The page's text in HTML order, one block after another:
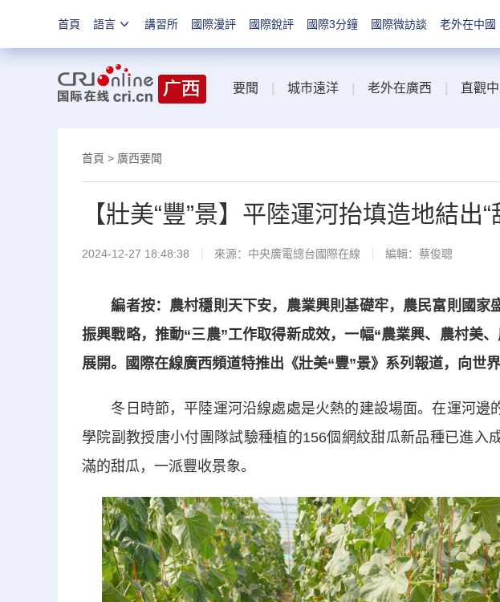
首頁 語言 講習所 國際漫評 國際銳評 國際3分鐘 國際微訪談 老外在中國
要聞 城市遠洋 老外在廣西 直觀中
首頁 > 廣西要聞
【壯美“豐”景】平陸運河抬填造地結出“
2024-12-27 18:48:38 來源：中央廣電總台國際在線 編輯：蔡俊聰
編者按：農村穩則天下安，農業興則基礎牢，農民富則國家
振興戰略，推動“三農”工作取得新成效，一幅“農業興、農村美
展開。國際在線廣西頻道特推出《壯美“豐”景》系列報道，向世
冬日時節，平陸運河沿線處處是火熱的建設場面。在運河邊
學院副教授唐小付團隊試驗種植的156個網紋甜瓜新品種已進入
滿的甜瓜，一派豐收景象。